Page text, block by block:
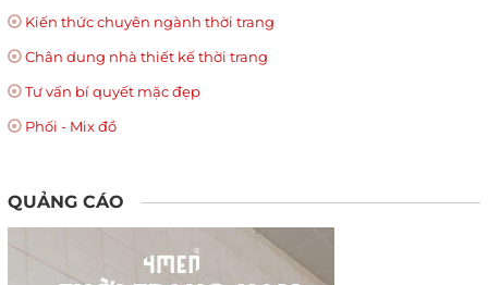
Kiến thức chuyên ngành thời trang
Chân dung nhà thiết kế thời trang
Tư vấn bí quyết mặc đẹp
Phối - Mix đồ
QUẢNG CÁO